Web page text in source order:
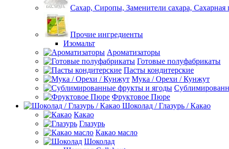
Сахар, Сиропы, Заменители сахара, Сахарная
Прочие ингредиенты
Изомальт
Ароматизаторы
Готовые полуфабрикаты
Пасты кондитерские
Мука / Орехи / Кунжут
Фруктовое Пюре
Шоколад / Глазурь / Какао
Какао
Глазурь
Какао масло
Шоколад